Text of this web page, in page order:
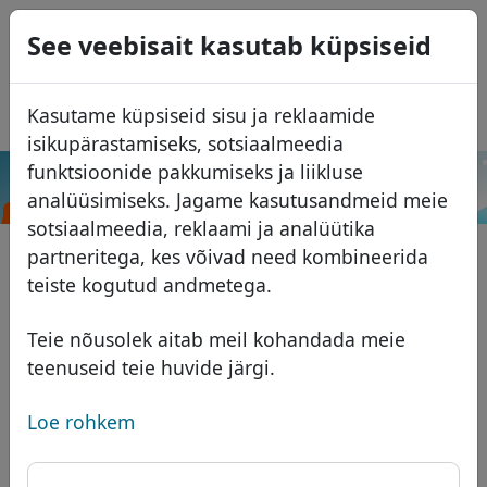
See veebisait kasutab küpsiseid
Kasutame küpsiseid sisu ja reklaamide
isikupärastamiseks, sotsiaalmeedia
funktsioonide pakkumiseks ja liikluse
analüüsimiseks. Jagame kasutusandmeid meie
sotsiaalmeedia, reklaami ja analüütika
partneritega, kes võivad need kombineerida
teiste kogutud andmetega.
Teie nõusolek aitab meil kohandada meie
teenuseid teie huvide järgi.
Loe rohkem
Domeenid
Domeeni andmebaas
Aafrika domeenid
Aasia domeenid
Euroopa domeenid
Lähis-Ida domeenid
Põhja-Ameerika domeenid
Hinnakiri
Soodustused
Üleandmine
Otsi
Teenused
ID Protect
DNS majutus
WHOIS
USD
EUR
GBP
Español
Français
Italiano
Português
Română
.physio Otsi